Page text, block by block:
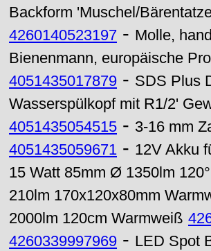
Backform 'Muschel/
4260140523197 - Molle,
Bienenmann, europäische
4051435017879 - SDS Plus
Wasserspülkopf mit R1/2'
4051435054515 - 3-16 mm
4051435059671 - 12V Akku
15 Watt 85mm Ø 1350lm
210lm 170x120x80mm
2000lm 120cm Warmweiß
4260339997969 - LED Spot